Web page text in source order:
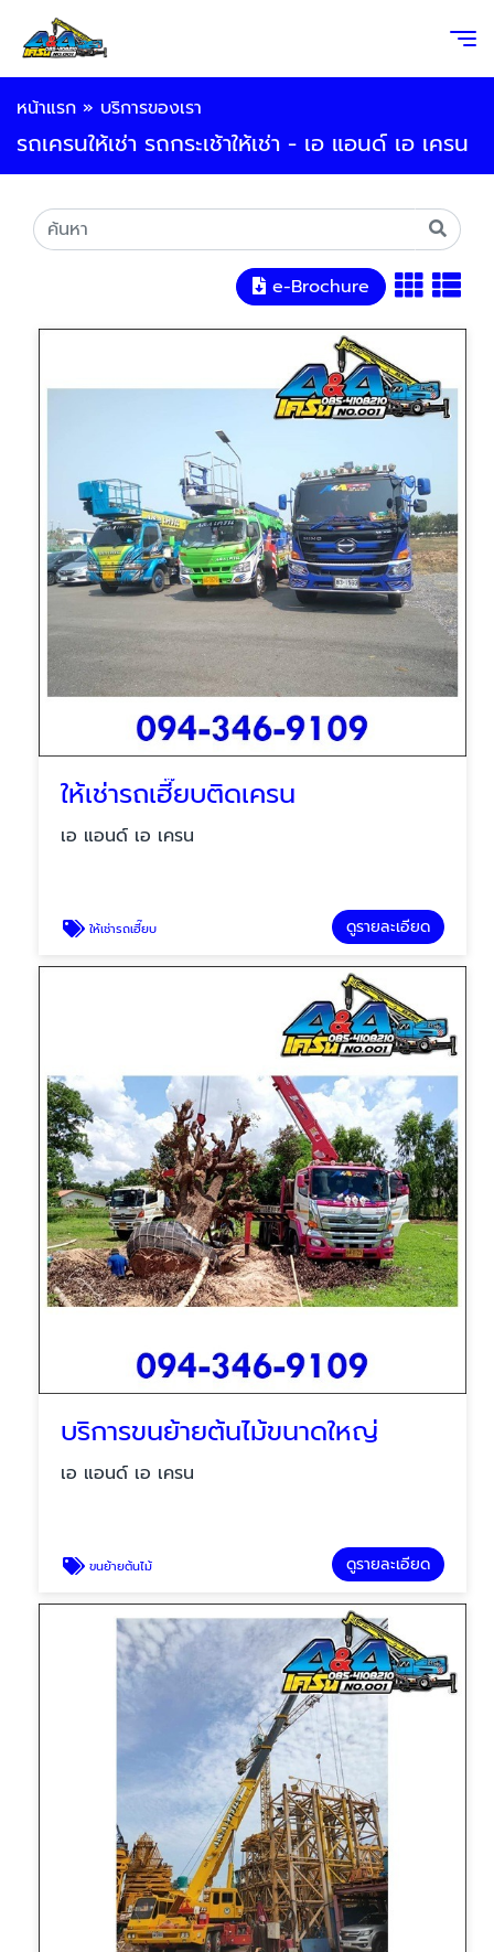
หน้าแรก » บริการของเรา
รถเครนให้เช่า รถกระเช้าให้เช่า - เอ แอนด์ เอ เครน
e-Brochure
ให้เช่ารถเฮี๊ยบติดเครน
เอ แอนด์ เอ เครน
ให้เช่ารถเฮี๊ยบ ดูรายละเอียด
บริการขนย้ายต้นไม้ขนาดใหญ่
เอ แอนด์ เอ เครน
ขนย้ายต้นไม้ ดูรายละเอียด